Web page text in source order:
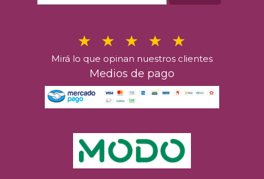
Mirá lo que opinan nuestros clientes
Medios de pago